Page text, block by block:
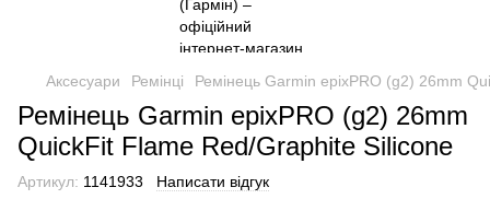
Аксесуари Ремінці Ремінець Garmin epixPRO (g2) 26mm
Ремінець Garmin epixPRO (g2) 26mm
QuickFit Flame Red/Graphite Silicone
Артикул: 1141933 Написати відгук